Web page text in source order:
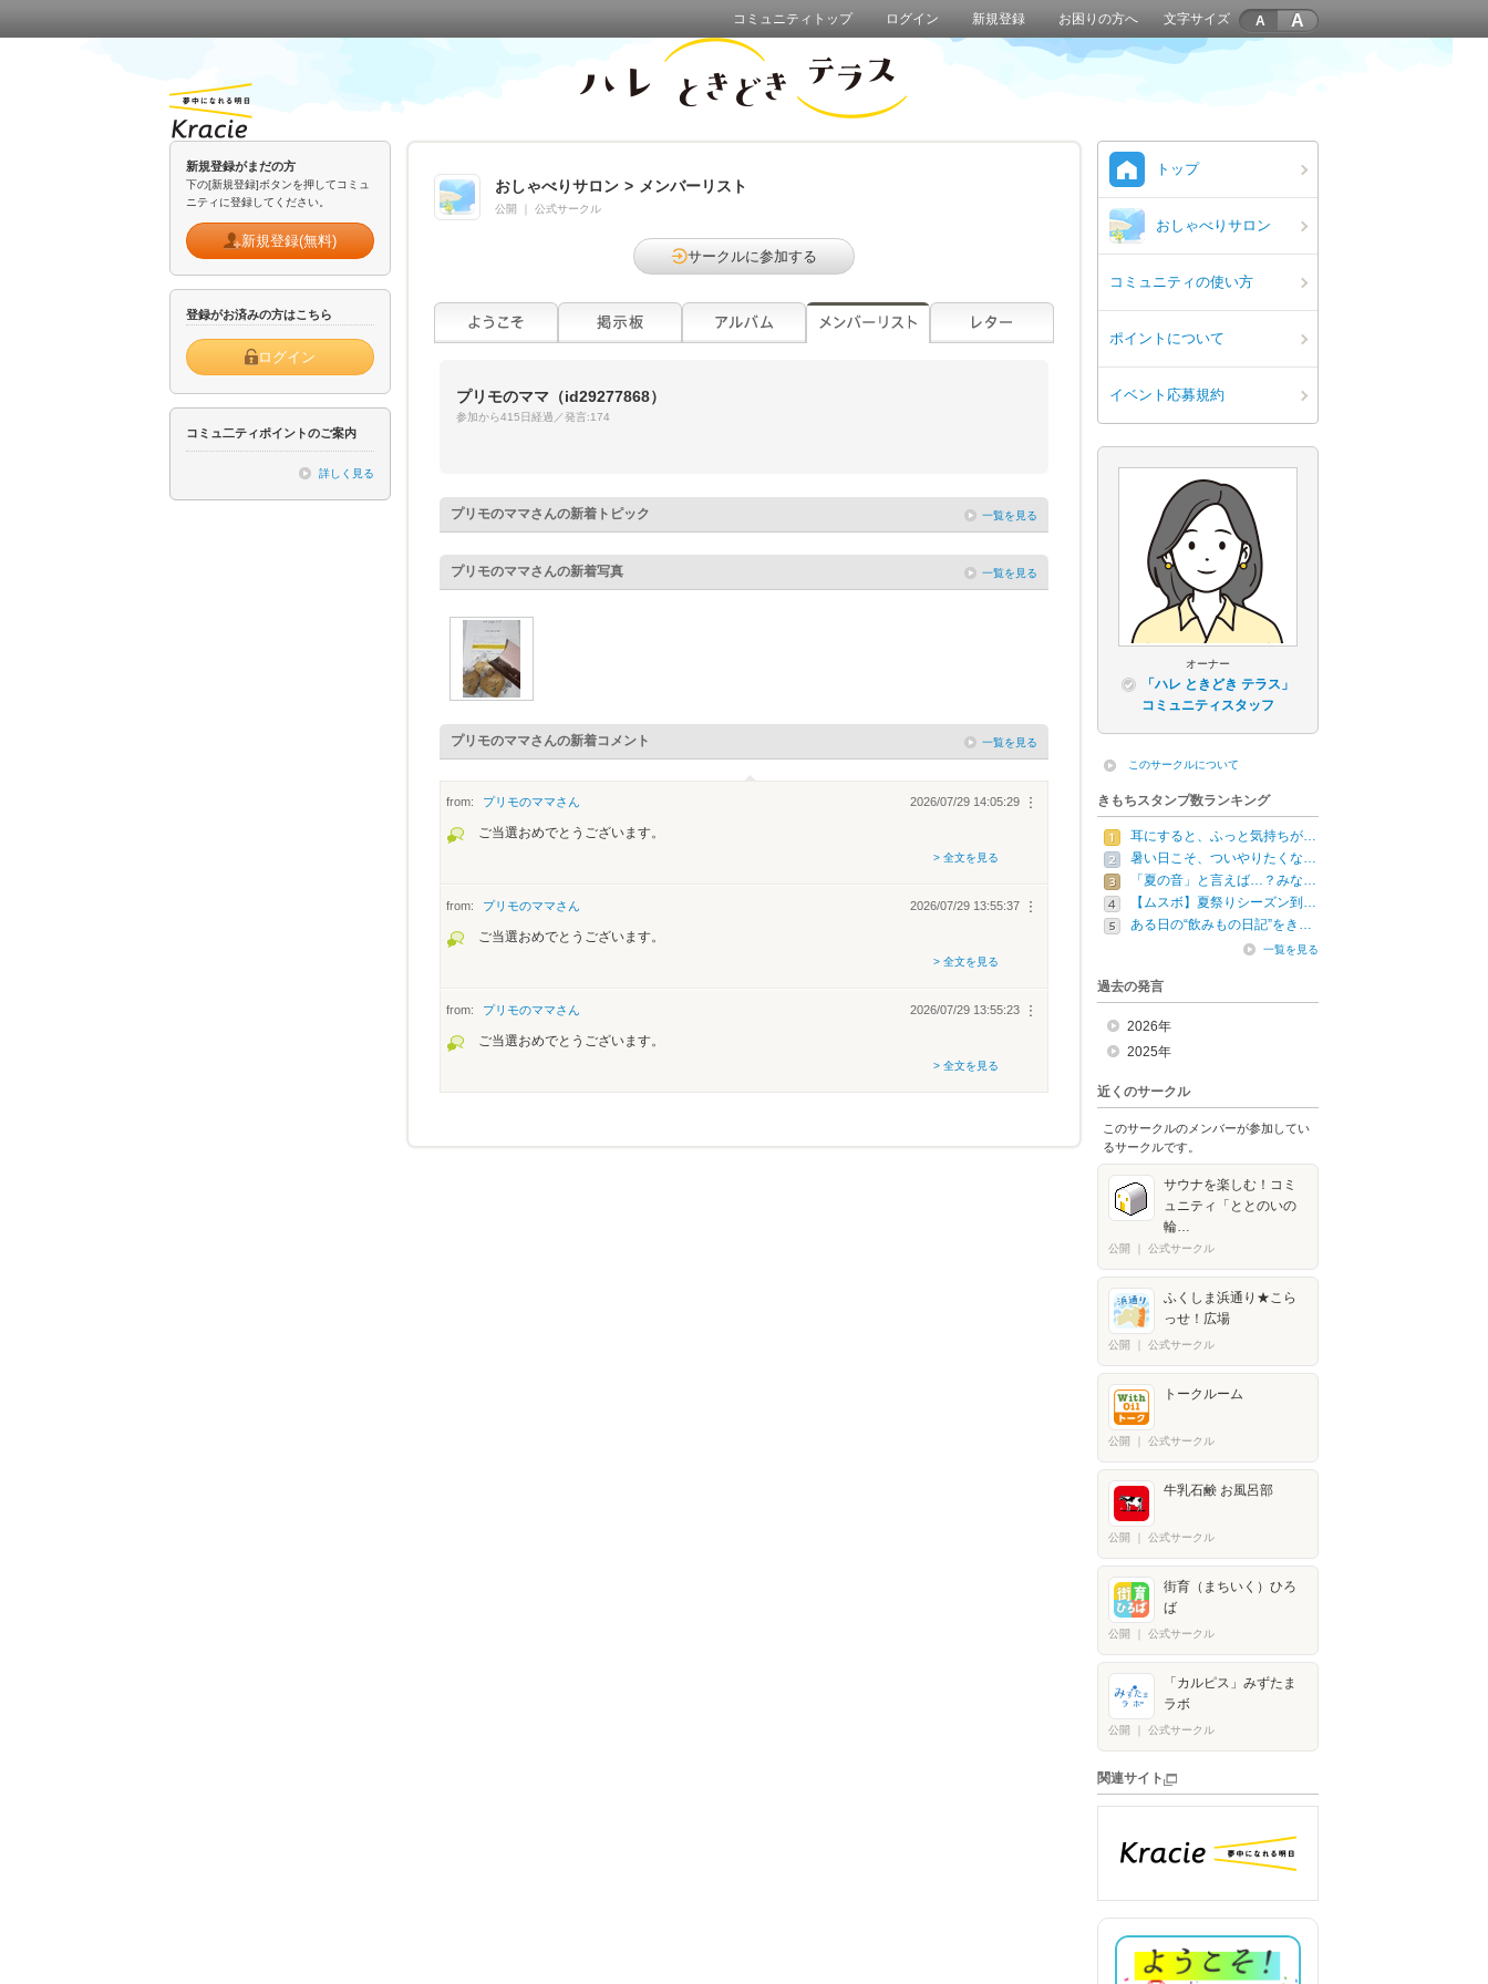
コミュニティトップ ログイン 新規登録 お困りの方へ 文字サイズ A
新規登録がまだの方
下の[新規登録]ボタンを押してコミュ
ニティに登録してください。
新規登録(無料)
登録がお済みの方はこちら
ログイン
コミュ二ティポイントのご案内
詳しく見る
おしゃべりサロン > メンバーリスト
公開 公式サークル
サークルに参加する
プリモのママ （id29277868）
参加から415日経過／発言:174
プリモのママさんの新着トピック 一覧を見る
プリモのママさんの新着写真 一覧を見る
プリモのママさんの新着コメント 一覧を見る
from: プリモのママさん ︙
2026/07/29 14:05:29
ご当選おめでとうございます。
> 全文を見る
from: プリモのママさん ︙
2026/07/29 13:55:37
ご当選おめでとうございます。
> 全文を見る
from: プリモのママさん ︙
2026/07/29 13:55:23
ご当選おめでとうございます。
> 全文を見る
トップ
おしゃべりサロン
コミュニティの使い方
ポイントについて
イベント応募規約
オーナー
「ハレ ときどき テラス」
コミュニティスタッフ
このサークルについて
きもちスタンプ数ランキング
耳にすると、ふっと気持ちが…
暑い日こそ、ついやりたくな…
「夏の音」と言えば…？みな…
【ムスボ】夏祭りシーズン到…
ある日の“飲みもの日記”をき…
一覧を見る
過去の発言
2026年
2025年
近くのサークル
このサークルのメンバーが参加してい
るサークルです。
サウナを楽しむ！コミ
ュニティ「ととのいの
輪…
公開 公式サークル
ふくしま浜通り★こら
っせ！広場
公開 公式サークル
トークルーム
公開 公式サークル
牛乳石鹸 お風呂部
公開 公式サークル
街育（まちいく）ひろ
ば
公開 公式サークル
「カルピス」みずたま
ラボ
公開 公式サークル
関連サイト